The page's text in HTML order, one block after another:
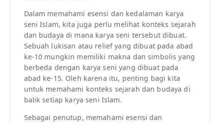
Dalam memahami esensi dan kedalaman karya
seni Islam, kita juga perlu melihat konteks sejarah
dan budaya di mana karya seni tersebut dibuat.
Sebuah lukisan atau relief yang dibuat pada abad
ke-10 mungkin memiliki makna dan simbolis yang
berbeda dengan karya seni yang dibuat pada
abad ke-15. Oleh karena itu, penting bagi kita
untuk memahami konteks sejarah dan budaya di
balik setiap karya seni Islam.
Sebagai penutup, memahami esensi dan